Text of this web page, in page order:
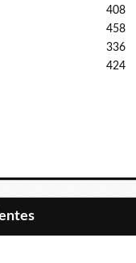
408
458
336
424